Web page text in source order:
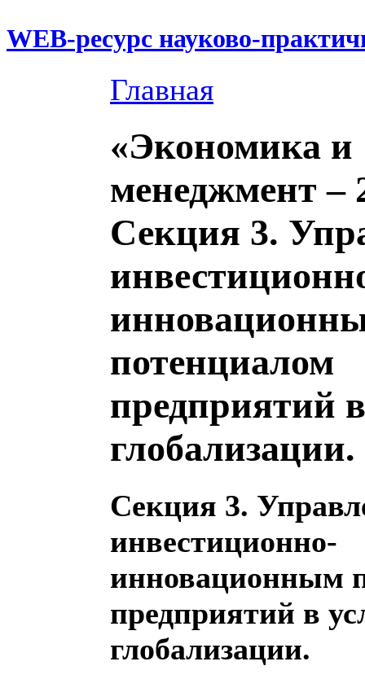
WEB-ресурс науково-
Главная
«Экономика и
менеджмент –
Секция 3.
потенциалом
предприятий
глобализации.
Секция 3.
инвестиционно-
инновационным
предприятий в
глобализации.